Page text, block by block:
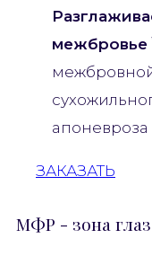
межбровье
апоневроза
ЗАКАЗАТЬ
МФР - зона